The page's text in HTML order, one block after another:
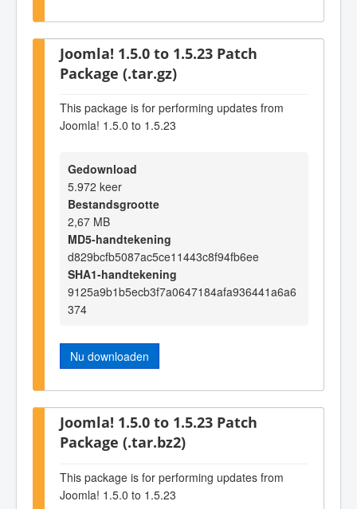
Joomla! 1.5.0 to 1.5.23 Patch
Package (.tar.gz)
This package is for performing updates from
Joomla! 1.5.0 to 1.5.23
Gedownload
5.972 keer
Bestandsgrootte
2,67 MB
MD5-handtekening
d829bcfb5087ac5ce11443c8f94fb6ee
SHA1-handtekening
9125a9b1b5ecb3f7a0647184afa936441a6a6
374
Nu downloaden
Joomla! 1.5.0 to 1.5.23 Patch
Package (.tar.bz2)
This package is for performing updates from
Joomla! 1.5.0 to 1.5.23